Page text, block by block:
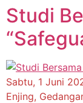
Studi
Sabtu, 1 Juni
Enjing,